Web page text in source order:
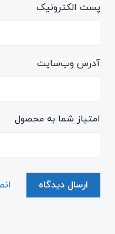
پست الکترونیک
آدرس وب‌سایت
امتیاز شما به محصول
ارسال دیدگاه